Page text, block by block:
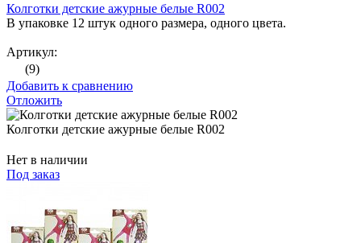
Колготки детские ажурные белые R002
В упаковке 12 штук одного размера, одного цвета.
Артикул:
(9)
Добавить к сравнению
Отложить
Колготки детские ажурные белые R002
Нет в наличии
Под заказ